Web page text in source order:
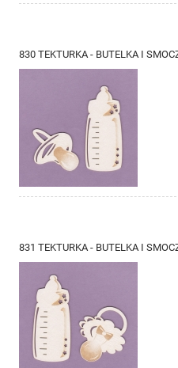
830 TEKTURKA - BUTELKA I
831 TEKTURKA - BUTELKA I